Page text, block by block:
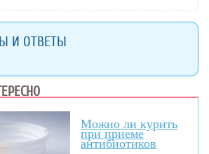
И ОТВЕТЫ
Можно ли курить
при приеме
антибиотиков